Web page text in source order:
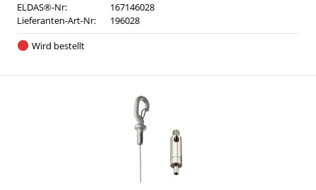
ELDAS®-Nr:
167146028
Lieferanten-Art-Nr:
196028
Wird bestellt